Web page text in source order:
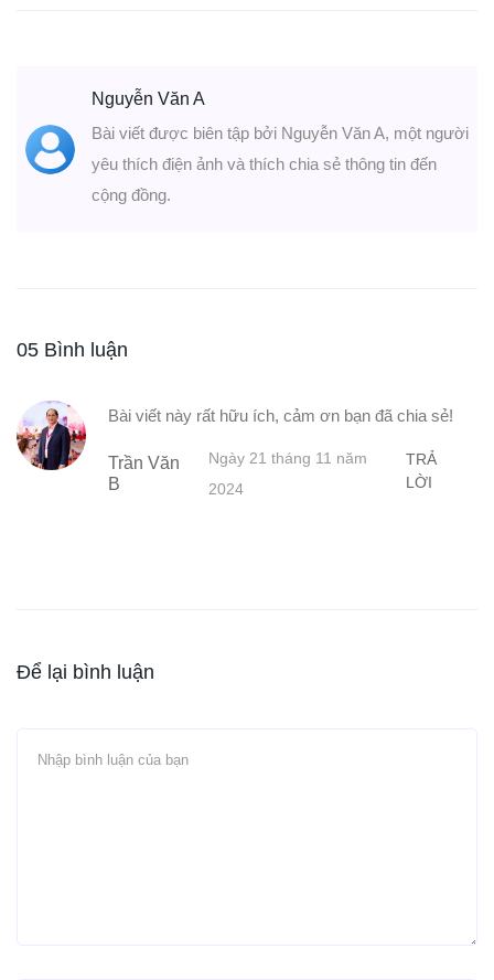
Nguyễn Văn A
Bài viết được biên tập bởi Nguyễn Văn A, một người
yêu thích điện ảnh và thích chia sẻ thông tin đến
cộng đồng.
05 Bình luận
Bài viết này rất hữu ích, cảm ơn bạn đã chia sẻ!
Trần Văn
B
Ngày 21 tháng 11 năm
2024
TRẢ
LỜI
Để lại bình luận